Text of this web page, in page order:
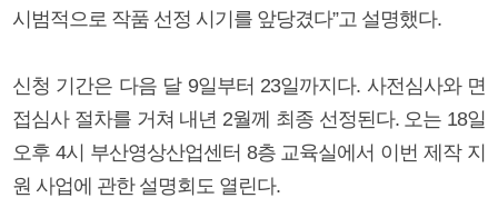
시범적으로 작품 선정 시기를 앞당겼다”고 설명했다.
신청 기간은 다음 달 9일부터 23일까지다. 사전심사와 면
접심사 절차를 거쳐 내년 2월께 최종 선정된다. 오는 18일
오후 4시 부산영상산업센터 8층 교육실에서 이번 제작 지
원 사업에 관한 설명회도 열린다.